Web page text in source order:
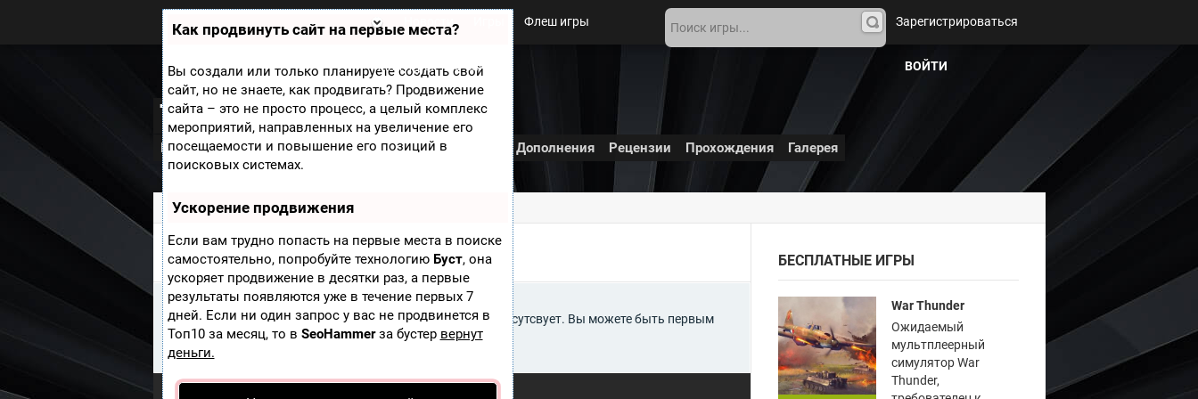
Как продвинуть сайт на первые места?
Вы создали или только планируете создать свой
сайт, но не знаете, как продвигать? Продвижение
сайта – это не просто процесс, а целый комплекс
мероприятий, направленных на увеличение его
посещаемости и повышение его позиций в
поисковых системах.
Ускорение продвижения
Если вам трудно попасть на первые места в поиске
самостоятельно, попробуйте технологию Буст, она
ускоряет продвижение в десятки раз, а первые
результаты появляются уже в течение первых 7
дней. Если ни один запрос у вас не продвинется в
Топ10 за месяц, то в SeoHammerза бустер вернут
деньги.
Zobra.ru - Игровое сообщество -
все о играх
П
ф
ор
м
ы
Новости Флеш игры
Мини игры О сайте
На
йти
Зарегистрироваться
ВОЙТИ
Torchlight 2
Новости В разработке Скриншоты Видео Дополнения Рецензии Прохождения Галерея
Zobra.ru»Игры» Torchlight 2
ОБОИ TORCHLIGHT 2
Информация
К сожалению Обои из игры Torchlight 2 временно отсутсвует. Вы можете быть первым
кто добавит Обои к этой игре.
Опубликовать Обои
БЕСПЛАТНЫЕ ИГРЫ
War Thunder
Ожидаемый
мультплеерный
симулятор War
Thunder,